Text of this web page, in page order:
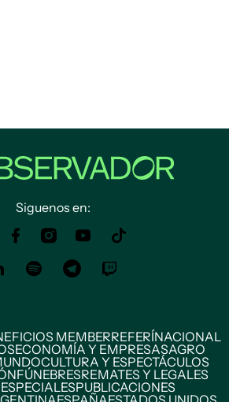
Siguenos en:
MEMBERREFERÍNACIONAL
ECONOMÍA Y EMPRESASAGRO
CULTURA Y ESPECTÁCULOS
FÚNEBRESREMATES Y LEGALES
PUBLICACIONES